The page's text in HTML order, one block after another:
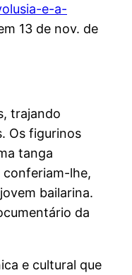
e-a-
13 de nov. de
trajando
Os figurinos
tanga
conferiam-lhe,
bailarina.
da
e cultural que